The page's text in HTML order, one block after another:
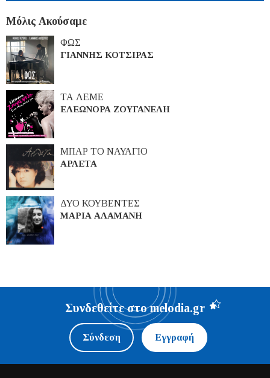
Μόλις Ακούσαμε
ΦΩΣ
ΓΙΑΝΝΗΣ ΚΟΤΣΙΡΑΣ
ΤΑ ΛΕΜΕ
ΕΛΕΩΝΟΡΑ ΖΟΥΓΑΝΕΛΗ
ΜΠΑΡ ΤΟ ΝΑΥΑΓΙΟ
ΑΡΛΕΤΑ
ΔΥΟ ΚΟΥΒΕΝΤΕΣ
ΜΑΡΙΑ ΑΛΑΜΑΝΗ
Συνδεθείτε στο melodia.gr
Σύνδεση Εγγραφή